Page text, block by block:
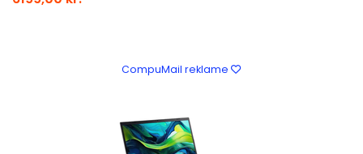
CompuMail reklame